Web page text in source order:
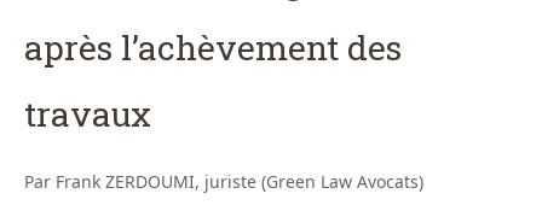
après l’achèvement des
travaux
Par Frank ZERDOUMI, juriste (Green Law Avocats)